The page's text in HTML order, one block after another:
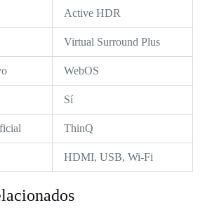
Active HDR
Virtual Surround Plus
WebOS
Sí
ThinQ
HDMI, USB, Wi-Fi